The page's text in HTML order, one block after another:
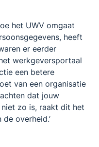
het UWV omgaat
heeft
er eerder
werkgeversportaal
een betere
van een organisatie
dat jouw
zo is, raakt dit het
overheid.’